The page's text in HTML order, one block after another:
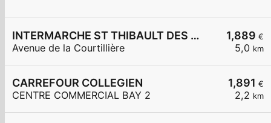
1,889 €
5,0 km
INTERMARCHE ST THIBAULT DES VIGNES
Avenue de la Courtillière
1,891 €
2,2 km
CARREFOUR COLLEGIEN
CENTRE COMMERCIAL BAY 2